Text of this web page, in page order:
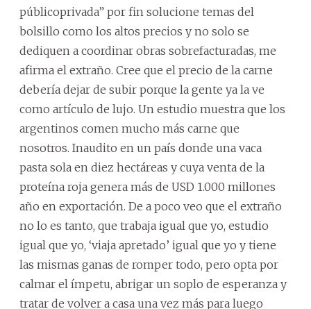
públicoprivada” por fin solucione temas del
bolsillo como los altos precios y no solo se
dediquen a coordinar obras sobrefacturadas, me
afirma el extraño. Cree que el precio de la carne
debería dejar de subir porque la gente ya la ve
como artículo de lujo. Un estudio muestra que los
argentinos comen mucho más carne que
nosotros. Inaudito en un país donde una vaca
pasta sola en diez hectáreas y cuya venta de la
proteína roja genera más de USD 1.000 millones
año en exportación. De a poco veo que el extraño
no lo es tanto, que trabaja igual que yo, estudio
igual que yo, ‘viaja apretado’ igual que yo y tiene
las mismas ganas de romper todo, pero opta por
calmar el ímpetu, abrigar un soplo de esperanza y
tratar de volver a casa una vez más para luego